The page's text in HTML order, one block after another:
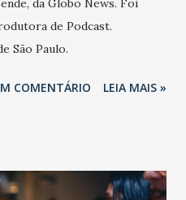
da Globo News. Foi
de Podcast.
São Paulo.
COMENTÁRIO LEIA MAIS »